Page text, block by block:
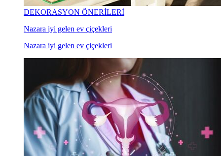
DEKORASYON ÖNERİLERİ
Nazara iyi gelen ev çiçekleri
Nazara iyi gelen ev çiçekleri